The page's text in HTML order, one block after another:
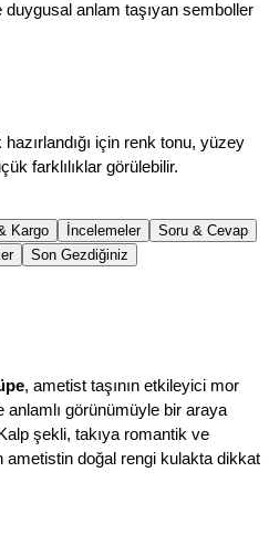
duygusal anlam taşıyan semboller
için renk tonu, yüzey
farklılıklar görülebilir.
Kargo İncelemeler
Soru & Cevap
Son Gezdiğiniz
, ametist taşının etkileyici mor
anlamlı görünümüyle bir araya
şekli, takıya romantik ve
ametistin doğal rengi kulakta dikkat